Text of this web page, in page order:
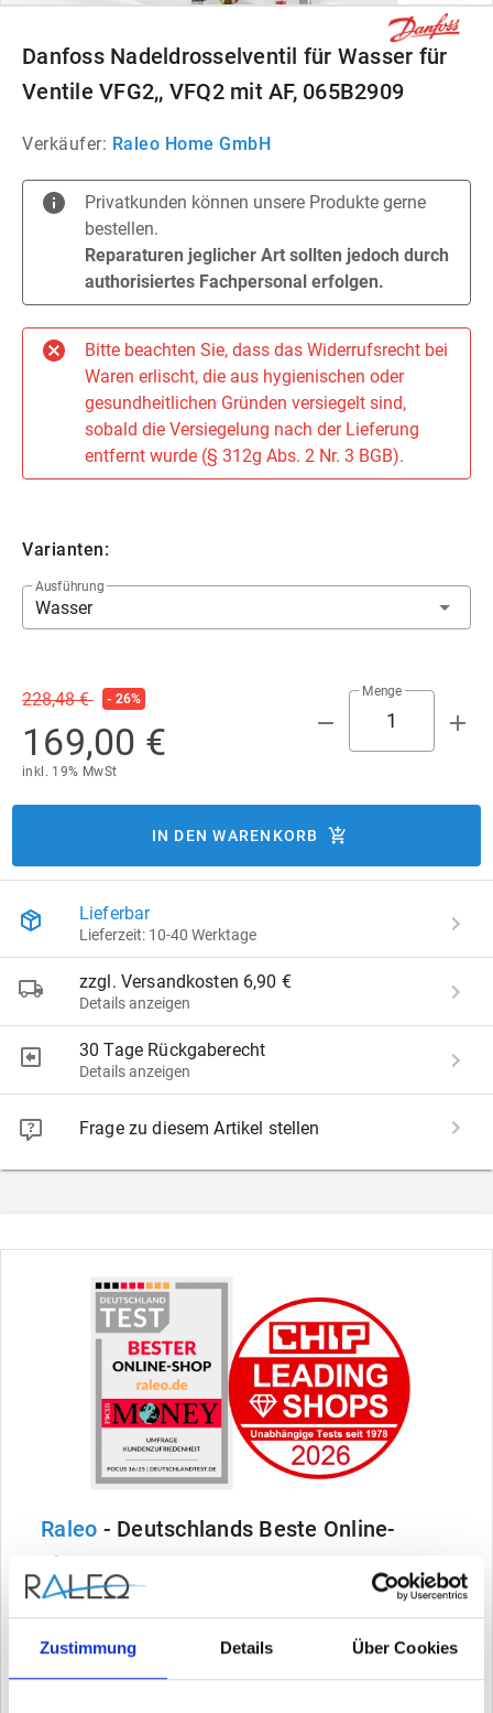
Zustimmung Details Über Cookies
Danfoss Nadeldrosselventil für Wasser für
Ventile VFG2,, VFQ2 mit AF, 065B2909
Verkäufer: Raleo Home GmbH
Privatkunden können unsere Produkte gerne
bestellen.
Reparaturen jeglicher Art sollten jedoch durch
authorisiertes Fachpersonal erfolgen.
Bitte beachten Sie, dass das Widerrufsrecht bei
Waren erlischt, die aus hygienischen oder
gesundheitlichen Gründen versiegelt sind,
sobald die Versiegelung nach der Lieferung
entfernt wurde (§ 312g Abs. 2 Nr. 3 BGB).
Varianten:
Ausführung
Wasser
228,48 € - 26%
169,00 €
inkl. 19% MwSt
Menge
IN DEN WARENKORB
Lieferbar
Lieferzeit: 10-40 Werktage
zzgl. Versandkosten 6,90 €
Details anzeigen
30 Tage Rückgaberecht
Details anzeigen
Frage zu diesem Artikel stellen
Raleo - Deutschlands Beste Online-
Shops
Ausgezeichnet von FOCUS, Handelsblatt, ntv,
wir die unangefochtene Nr. 1 sind.